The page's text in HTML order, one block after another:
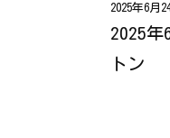
2025年6月
2025
トン